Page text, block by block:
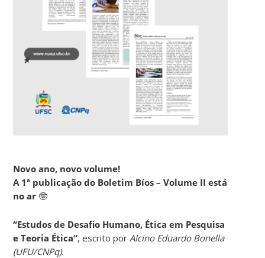
Novo ano, novo volume!
A 1ª publicação do Boletim Bíos – Volume II está
no ar 🤓
“Estudos de Desafio Humano, Ética em Pesquisa
e Teoria Ética“, escrito por Alcino Eduardo Bonella
(UFU/CNPq).